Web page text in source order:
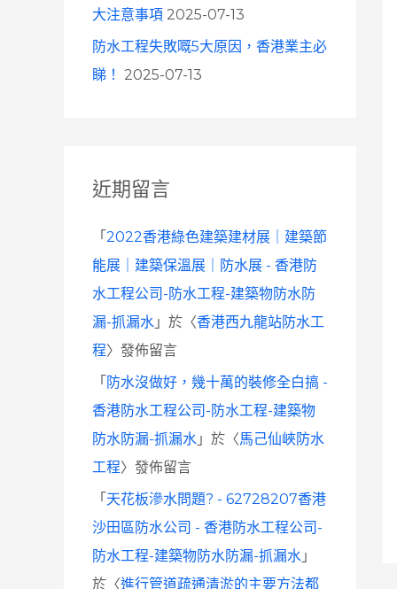
大注意事項 2025-07-13
防水工程失敗嘅5大原因，香港業主必
睇！
2025-07-13
近期留言
「 2022香港綠色建築建材展｜建築節
能展｜建築保溫展｜防水展 - 香港防
水工程公司-防水工程-建築物防水防
漏-抓漏水 」於〈香港西九龍站防水工
程〉發佈留言
「 防水沒做好，幾十萬的裝修全白搞 -
香港防水工程公司-防水工程-建築物
防水防漏-抓漏水 」於〈馬己仙峽防水
工程〉發佈留言
「 天花板滲水問題? - 62728207香港
沙田區防水公司 - 香港防水工程公司-
防水工程-建築物防水防漏-抓漏水 」
於〈進行管道疏通清淤的主要方法都